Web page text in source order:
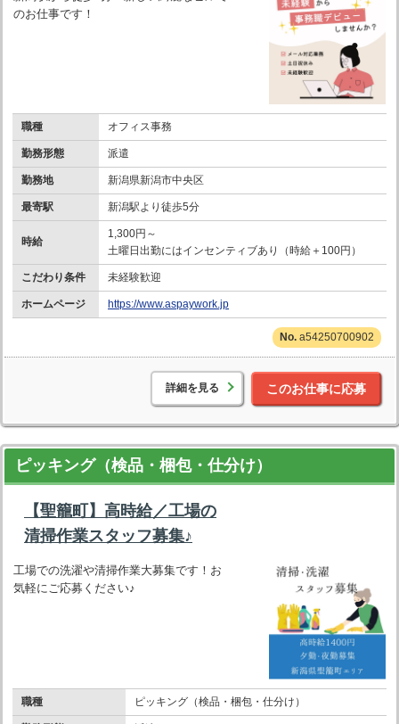
のお仕事です！
職種 オフィス事務
勤務形態 派遣
勤務地 新潟県新潟市中央区
最寄駅 新潟駅より徒歩5分
時給
1,300円～
土曜日出勤にはインセンティブあり（時給＋100円）
こだわり条件 未経験歓迎
ホームページ https://www.aspaywork.jp
a54250700902
詳細を見る このお仕事に応募
ピッキング（検品・梱包・仕分け）
【聖籠町】高時給／工場の
清掃作業スタッフ募集♪
工場での洗濯や清掃作業大募集です！お
気軽にご応募ください♪
職種 ピッキング（検品・梱包・仕分け）